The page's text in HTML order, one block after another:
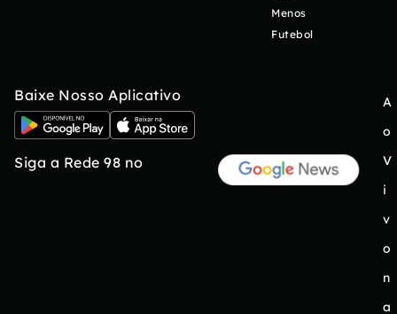
Menos
Futebol
Baixe Nosso Aplicativo
Siga a Rede 98 no
A
o
V
i
v
o
n
a